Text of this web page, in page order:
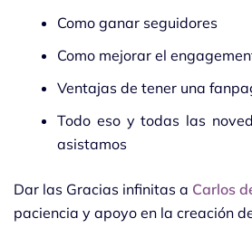
Como ganar seguidores
Como mejorar el
Ventajas de tener una
Todo eso y todas las
asistamos
Dar las Gracias infinitas a Carlos
paciencia y apoyo en la creación